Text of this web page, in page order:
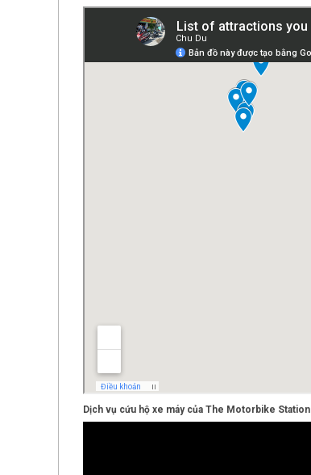
Dịch vụ cứu hộ xe máy của The Motorbike Station